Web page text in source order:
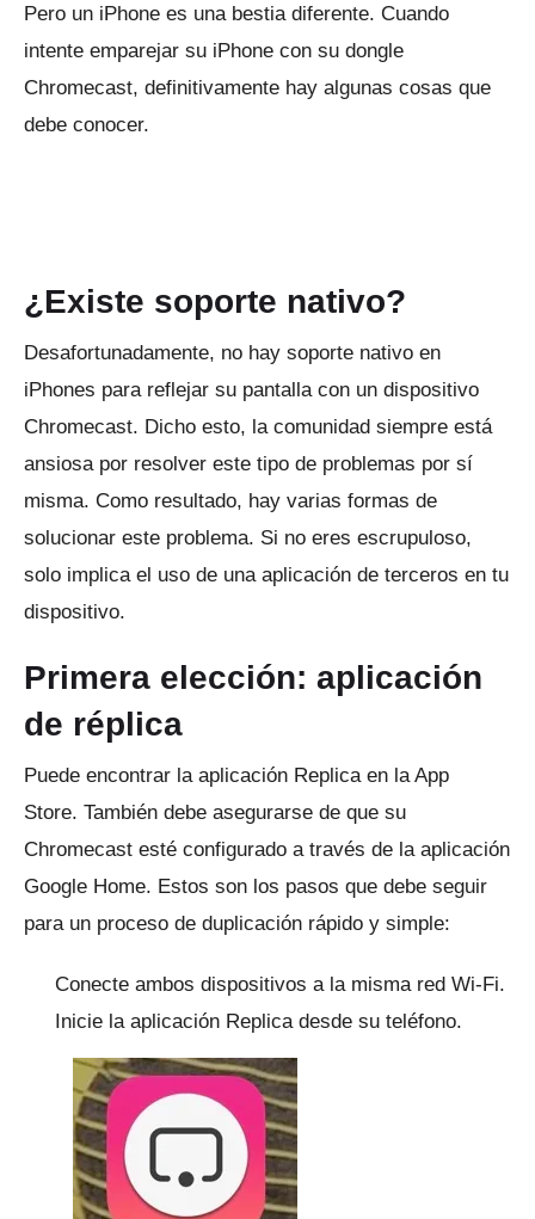
Pero un iPhone es una bestia diferente. Cuando
intente emparejar su iPhone con su dongle
Chromecast, definitivamente hay algunas cosas que
debe conocer.
¿Existe soporte nativo?
Desafortunadamente, no hay soporte nativo en
iPhones para reflejar su pantalla con un dispositivo
Chromecast. Dicho esto, la comunidad siempre está
ansiosa por resolver este tipo de problemas por sí
misma. Como resultado, hay varias formas de
solucionar este problema. Si no eres escrupuloso,
solo implica el uso de una aplicación de terceros en tu
dispositivo.
Primera elección: aplicación
de réplica
Puede encontrar la aplicación Replicaen la App
Store. También debe asegurarse de que su
Chromecast esté configurado a través de la aplicación
Google Home. Estos son los pasos que debe seguir
para un proceso de duplicación rápido y simple:
Conecte ambos dispositivos a la misma red Wi-Fi.
Inicie la aplicación Replica desde su teléfono.